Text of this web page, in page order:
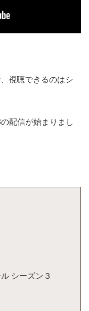
、視聴できるのはシ
配信が始まりまし
シーズン３